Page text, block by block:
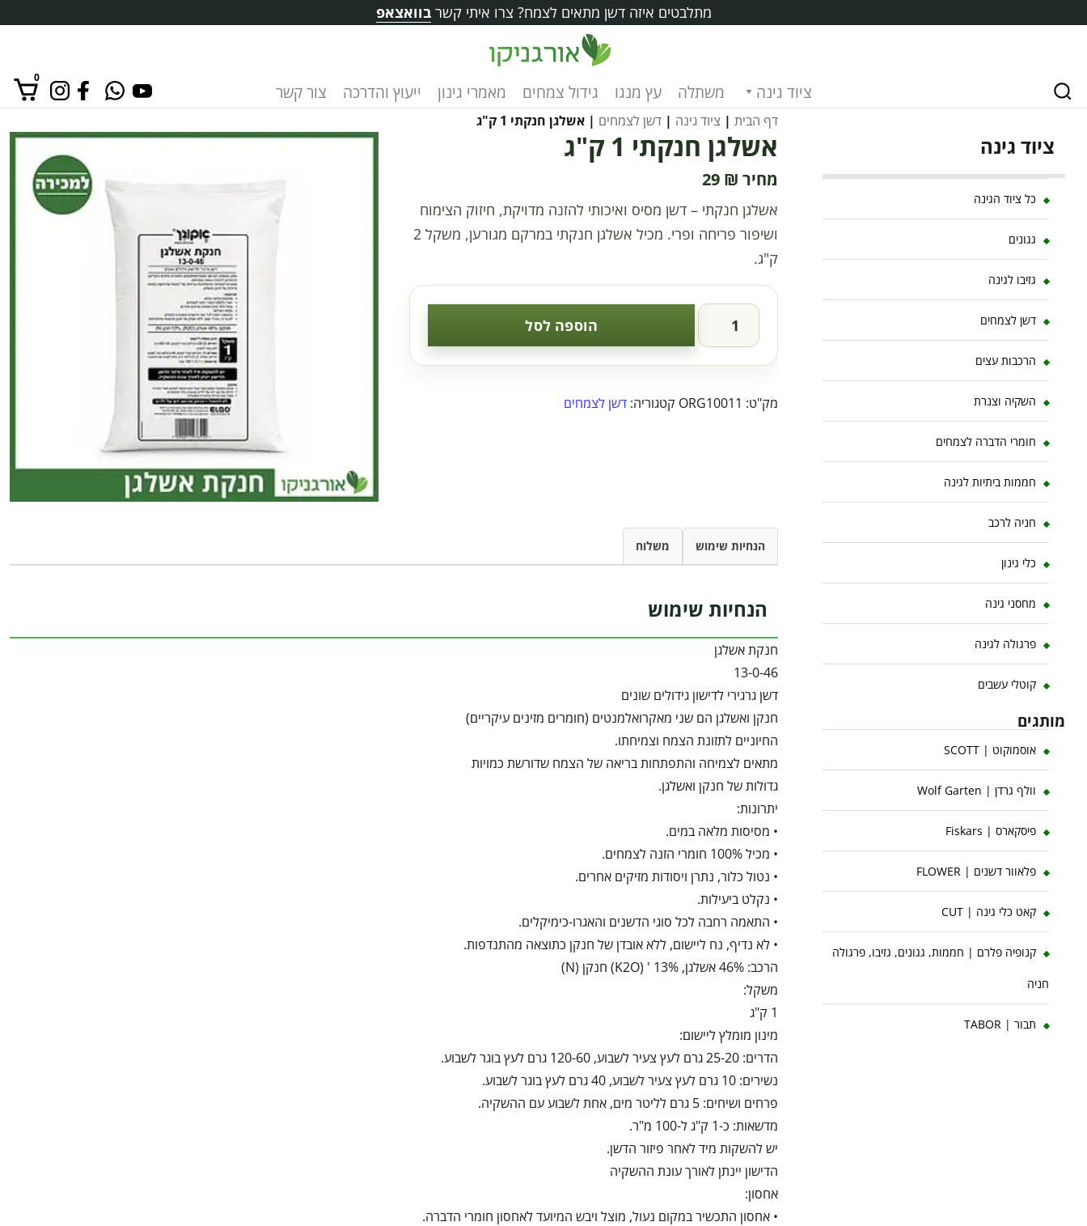
מתלבטים איזה דשן מתאים לצמח? צרו איתי קשרבוואצאפ
ציוד גינה משתלה עץ מנגו גידול צמחים מאמרי גינון ייעוץ והדרכה צור קשר
0
אין מוצרים בסל הקניות.
דף הבית| ציוד גינה | דשן לצמחים | אשלגן חנקתי 1 ק"ג
אשלגן חנקתי 1 ק"ג
29 ₪
אשלגן חנקתי – דשן מסיס ואיכותי להזנה מדויקת, חיזוק הצימוח
ושיפור פריחה ופרי. מכיל אשלגן חנקתי במרקם מגורען, משקל 2
ק"ג.
הוספה לסל
מק"ט: ORG10011 קטגוריה: דשן לצמחים
הנחיות שימוש משלוח
הנחיות שימוש
חנקת אשלגן
13-0-46
דשן גרגירי לדישון גידולים שונים
חנקן ואשלגן הם שני מאקרואלמנטים (חומרים מזינים עיקריים)
החיוניים לתזונת הצמח וצמיחתו.
מתאים לצמיחה והתפתחות בריאה של הצמח שדורשת כמויות
גדולות של חנקן ואשלגן.
יתרונות:
• מסיסות מלאה במים.
• מכיל 100% חומרי הזנה לצמחים.
• נטול כלור, נתרן ויסודות מזיקים אחרים.
• נקלט ביעילות.
• התאמה רחבה לכל סוגי הדשנים והאגרו-כימיקלים.
• לא נדיף, נח ליישום, ללא אובדן של חנקן כתוצאה מהתנדפות.
הרכב: 46% אשלגן, 13% ' (K2O) חנקן (N)
משקל:
1 ק"ג
מינון מומלץ ליישום:
הדרים: 25-20 גרם לעץ צעיר לשבוע, 120-60 גרם לעץ בוגר לשבוע.
נשירים: 10 גרם לעץ צעיר לשבוע, 40 גרם לעץ בוגר לשבוע.
פרחים ושיחים: 5 גרם לליטר מים, אחת לשבוע עם ההשקיה.
מדשאות: כ-1 ק"ג ל-100 מ"ר.
יש להשקות מיד לאחר פיזור הדשן.
הדישון יינתן לאורך עונת ההשקיה
אחסון:
• אחסון התכשיר במקום נעול, מוצל ויבש המיועד לאחסון חומרי הדברה.
ציוד גינה
כל ציוד הגינה
גגונים
גזיבו לגינה
דשן לצמחים
הרכבות עצים
השקיה וצנרת
חומרי הדברה לצמחים
חממות ביתיות לגינה
חניה לרכב
כלי גינון
מחסני גינה
פרגולה לגינה
קוטלי עשבים
מותגים
אוסמוקוט | SCOTT
וולף גרדן | Wolf Garten
פיסקארס | Fiskars
פלאוור דשנים | FLOWER
קאט כלי גינה | CUT
קנופיה פלרם | חממות, גגונים, גזיבו, פרגולה
חניה
תבור | TABOR